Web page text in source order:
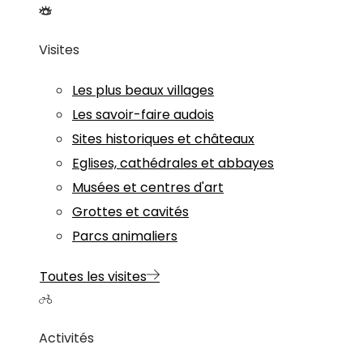
Visites
Les plus beaux villages
Les savoir-faire audois
Sites historiques et châteaux
Eglises, cathédrales et abbayes
Musées et centres d'art
Grottes et cavités
Parcs animaliers
Toutes les visites
Activités